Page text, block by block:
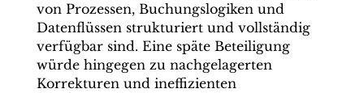
von Prozessen, Buchungslogiken und
Datenflüssen strukturiert und vollständig
verfügbar sind. Eine späte Beteiligung
würde hingegen zu nachgelagerten
Korrekturen und ineffizienten